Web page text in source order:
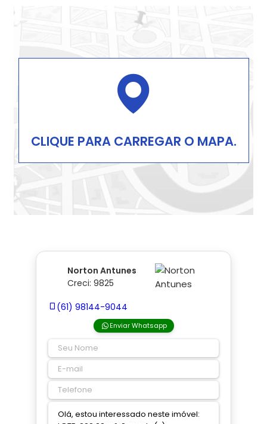
CLIQUE PARA CARREGAR O MAPA.
Norton Antunes
Creci: 9825
(61) 98144-9044
Enviar Whatsapp